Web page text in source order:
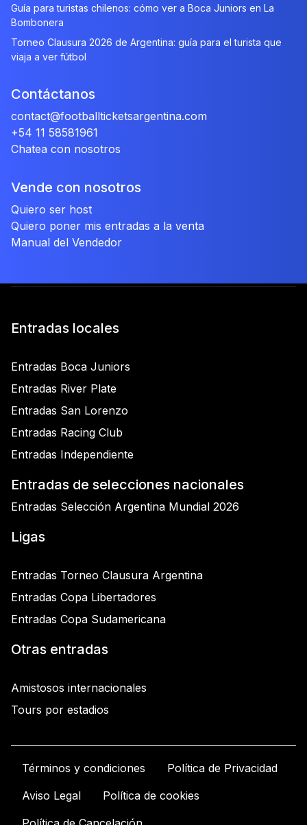
Guía para turistas chilenos: cómo ver a Boca Juniors en La
Bombonera
Torneo Clausura 2026 de Argentina: guía para el turista que
viaja a ver fútbol
Contáctanos
contact@footballticketsargentina.com
+54 11 58581961
Chatea con nosotros
Vende con nosotros
Quiero ser host
Quiero poner mis entradas a la venta
Manual del Vendedor
Entradas locales
Entradas Boca Juniors
Entradas River Plate
Entradas San Lorenzo
Entradas Racing Club
Entradas Independiente
Entradas de selecciones nacionales
Entradas Selección Argentina Mundial 2026
Ligas
Entradas Torneo Clausura Argentina
Entradas Copa Libertadores
Entradas Copa Sudamericana
Otras entradas
Amistosos internacionales
Tours por estadios
Términos y condiciones
Política de Privacidad
Aviso Legal
Política de cookies